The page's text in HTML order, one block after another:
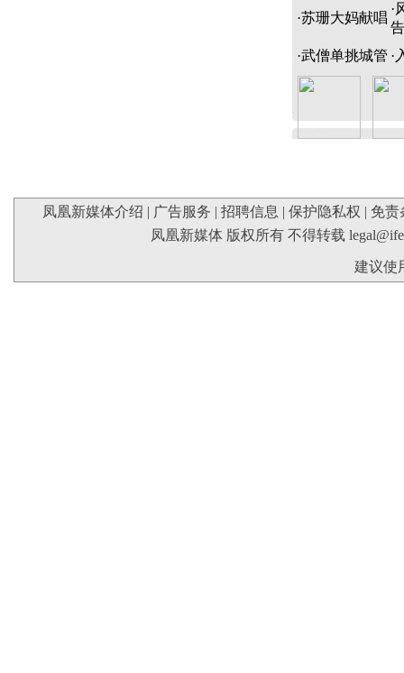
·苏珊大妈献唱
·
告
·武僧单挑城管 ·
凤凰新媒体介绍 | 广告服务 | 招聘信息 | 保护隐私权 | 免责
凤凰新媒体 版权所有 不得转载
建议使